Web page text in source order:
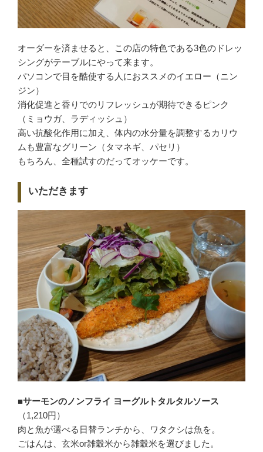
オーダーを済ませると、この店の特色である3色のドレッ
シングがテーブルにやって来ます。
パソコンで目を酷使する人におススメのイエロー（ニン
ジン）
消化促進と香りでのリフレッシュが期待できるピンク
（ミョウガ、ラディッシュ）
高い抗酸化作用に加え、体内の水分量を調整するカリウ
ムも豊富なグリーン（タマネギ、パセリ）
もちろん、全種試すのだってオッケーです。
いただきます
■サーモンのノンフライ ヨーグルトタルタルソース
（1,210円）
肉と魚が選べる日替ランチから、ワタクシは魚を。
ごはんは、玄米or雑穀米から雑穀米を選びました。